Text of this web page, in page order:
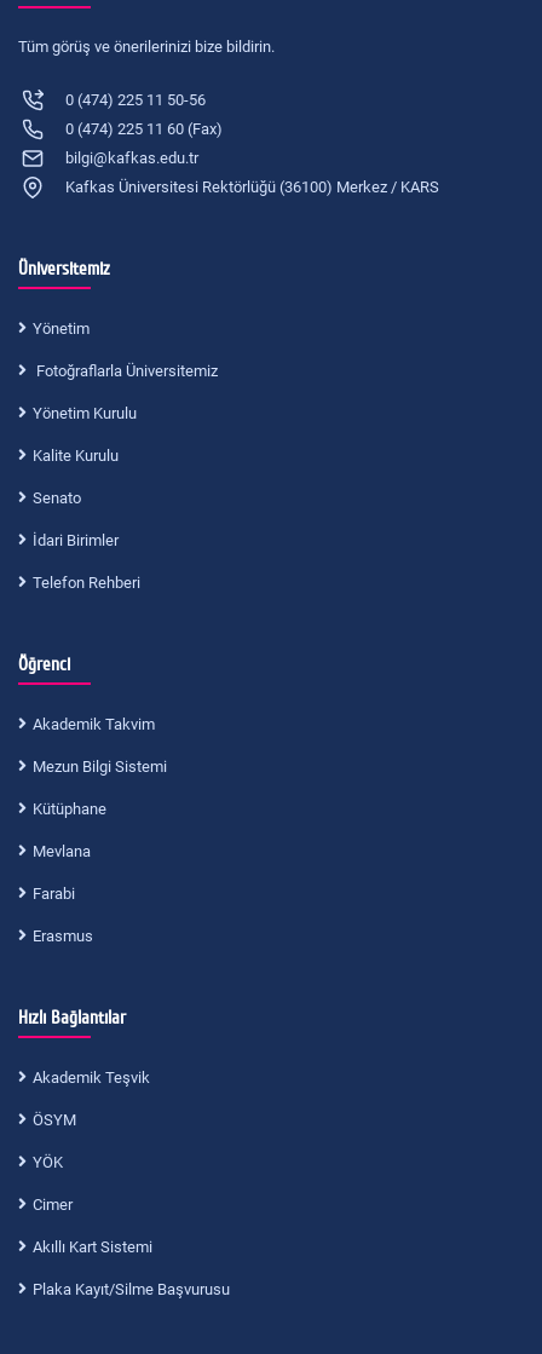
Tüm görüş ve önerilerinizi bize bildirin.
0 (474) 225 11 50-56
0 (474) 225 11 60 (Fax)
bilgi@kafkas.edu.tr
Kafkas Üniversitesi Rektörlüğü (36100) Merkez / KARS
Üniversitemiz
Yönetim
Fotoğraflarla Üniversitemiz
Yönetim Kurulu
Kalite Kurulu
Senato
İdari Birimler
Telefon Rehberi
Öğrenci
Akademik Takvim
Mezun Bilgi Sistemi
Kütüphane
Mevlana
Farabi
Erasmus
Hızlı Bağlantılar
Akademik Teşvik
ÖSYM
YÖK
Cimer
Akıllı Kart Sistemi
Plaka Kayıt/Silme Başvurusu